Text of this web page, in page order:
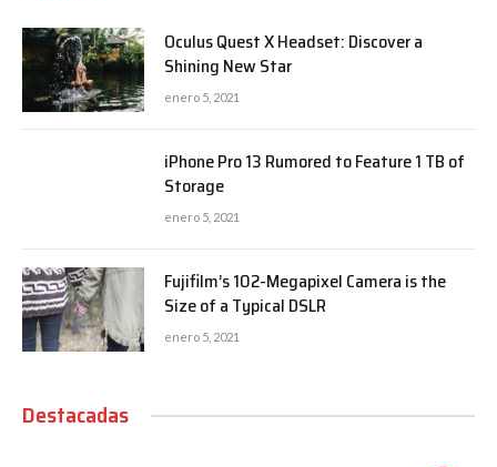
Oculus Quest X Headset: Discover a
Shining New Star
enero 5, 2021
iPhone Pro 13 Rumored to Feature 1 TB of
Storage
enero 5, 2021
Fujifilm’s 102-Megapixel Camera is the
Size of a Typical DSLR
enero 5, 2021
Destacadas